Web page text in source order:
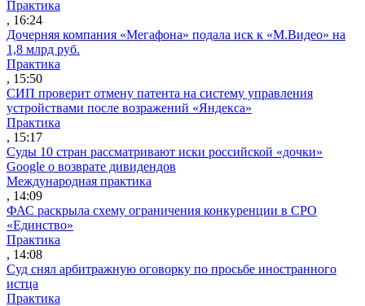
Практика
, 16:24
Дочерняя компания «Мегафона» подала иск к «М.Видео» на
1,8 млрд руб.
Практика
, 15:50
СИП проверит отмену патента на систему управления
устройствами после возражений «Яндекса»
Практика
, 15:17
Суды 10 стран рассматривают иски российской «дочки»
Google о возврате дивидендов
Международная практика
, 14:09
ФАС раскрыла схему ограничения конкуренции в СРО
«Единство»
Практика
, 14:08
Суд снял арбитражную оговорку по просьбе иностранного
истца
Практика